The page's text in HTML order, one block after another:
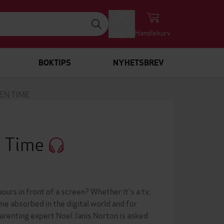
Handlekurv
BOKTIPS NYHETSBREV
TIME
in front of a screen? Whether it's a tv,
absorbed in the digital world and for
expert Noel Janis Norton is asked